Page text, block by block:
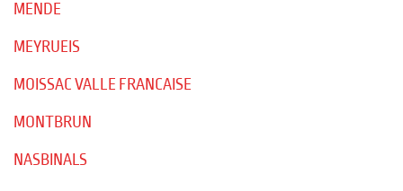
MENDE
MEYRUEIS
MOISSAC VALLE FRANCAISE
MONTBRUN
NASBINALS